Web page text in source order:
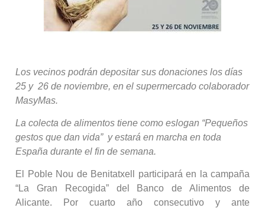
Los vecinos podrán depositar sus donaciones los días
25 y 26 de noviembre, en el supermercado colaborador
MasyMas.
La colecta de alimentos tiene como eslogan “Pequeños
gestos que dan vida” y estará en marcha en toda
España durante el fin de semana.
El Poble Nou de Benitatxell participará en la campaña
“La Gran Recogida” del Banco de Alimentos de
Alicante. Por cuarto año consecutivo y ante